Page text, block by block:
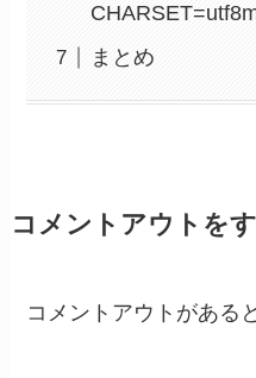
まとめ
コメントアウトを
コメントアウトがあると